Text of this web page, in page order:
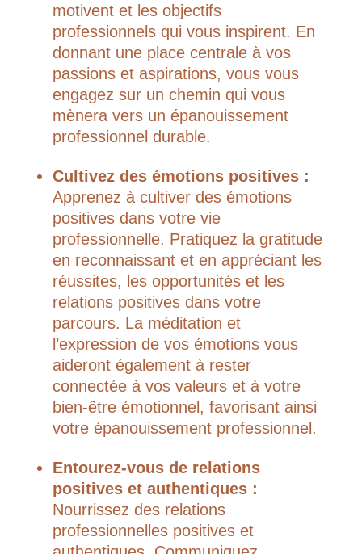
motivent et les objectifs
professionnels qui vous inspirent. En
donnant une place centrale à vos
passions et aspirations, vous vous
engagez sur un chemin qui vous
mènera vers un épanouissement
professionnel durable.
Cultivez des émotions positives :
Apprenez à cultiver des émotions
positives dans votre vie
professionnelle. Pratiquez la gratitude
en reconnaissant et en appréciant les
réussites, les opportunités et les
relations positives dans votre
parcours. La méditation et
l’expression de vos émotions vous
aideront également à rester
connectée à vos valeurs et à votre
bien-être émotionnel, favorisant ainsi
votre épanouissement professionnel.
Entourez-vous de relations
positives et authentiques :
Nourrissez des relations
professionnelles positives et